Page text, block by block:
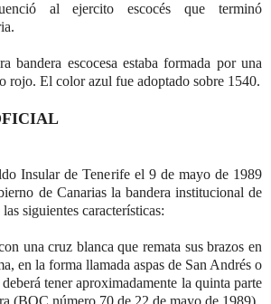
al ejercito escocés que terminó
bandera escocesa estaba formada por una
rojo. El color azul fue adoptado sobre 1540.
Insular de Tenerife el 9 de mayo de 1989
de Canarias la bandera institucional de
siguientes características:
una cruz blanca que remata sus brazos en
en la forma llamada aspas de San Andrés o
tener aproximadamente la quinta parte